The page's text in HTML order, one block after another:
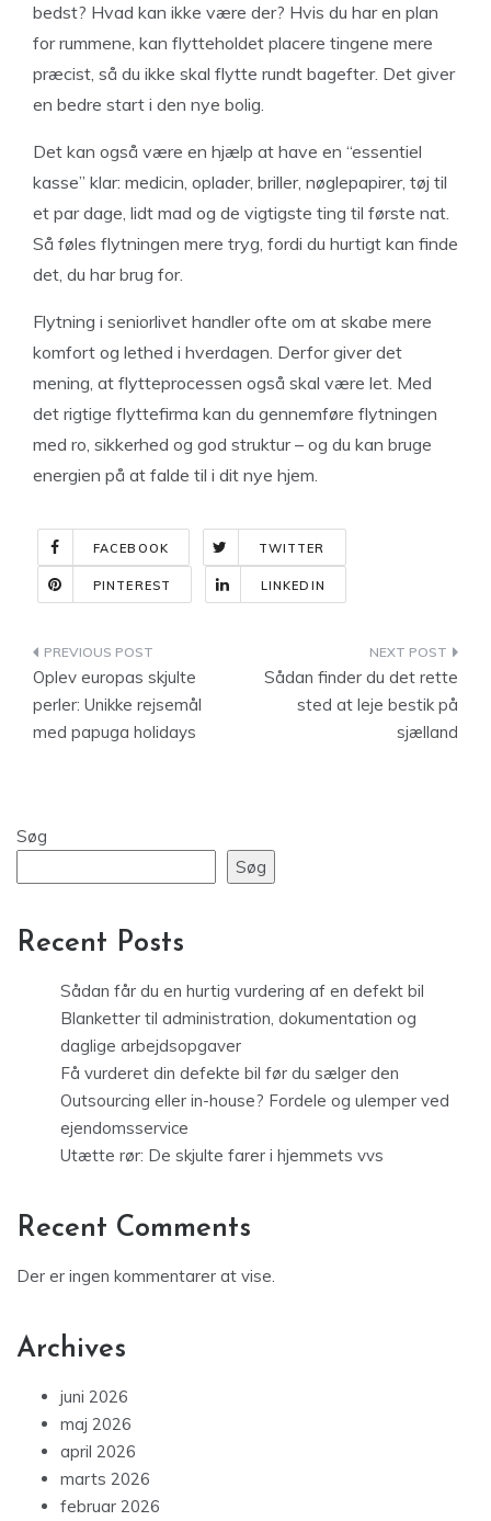
bedst? Hvad kan ikke være der? Hvis du har en plan
for rummene, kan flytteholdet placere tingene mere
præcist, så du ikke skal flytte rundt bagefter. Det giver
en bedre start i den nye bolig.
Det kan også være en hjælp at have en “essentiel
kasse” klar: medicin, oplader, briller, nøglepapirer, tøj til
et par dage, lidt mad og de vigtigste ting til første nat.
Så føles flytningen mere tryg, fordi du hurtigt kan finde
det, du har brug for.
Flytning i seniorlivet handler ofte om at skabe mere
komfort og lethed i hverdagen. Derfor giver det
mening, at flytteprocessen også skal være let. Med
det rigtige flyttefirma kan du gennemføre flytningen
med ro, sikkerhed og god struktur – og du kan bruge
energien på at falde til i dit nye hjem.
FACEBOOK TWITTER
PINTEREST LINKEDIN
Indlægsnavigation
Oplev europas skjulte
perler: Unikke rejsemål
med papuga holidays
Sådan finder du det rette
sted at leje bestik på
sjælland
Søg
Søg
Recent Posts
Sådan får du en hurtig vurdering af en defekt bil
Blanketter til administration, dokumentation og
daglige arbejdsopgaver
Få vurderet din defekte bil før du sælger den
Outsourcing eller in-house? Fordele og ulemper ved
ejendomsservice
Utætte rør: De skjulte farer i hjemmets vvs
Recent Comments
Der er ingen kommentarer at vise.
Archives
juni 2026
maj 2026
april 2026
marts 2026
februar 2026